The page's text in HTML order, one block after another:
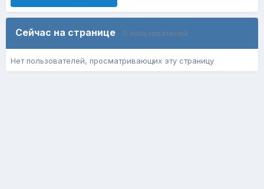
Сейчас на странице 0 пользователей
Нет пользователей, просматривающих эту страницу